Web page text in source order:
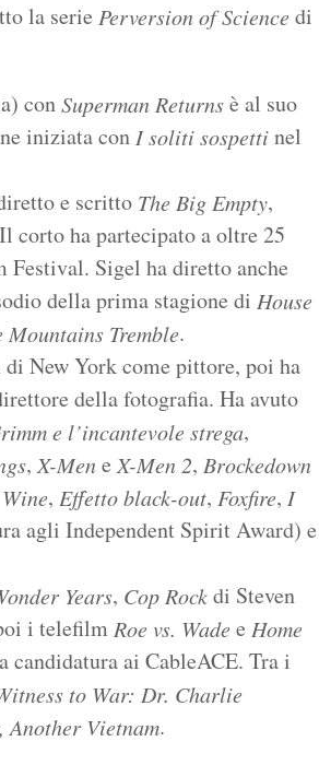
la serie Perversion of Science di
conSuperman Returnsè al suo
iniziata conI soliti sospettinel
e scritto The Big Empty,
corto ha partecipato a oltre 25
Sigel ha diretto anche
della prima stagione di House
Mountains Tremble.
New York come pittore, poi ha
della fotografia. Ha avuto
e l’incantevole strega,
, X-Mene X-Men 2, Brockedown
, Effetto black-out, Foxfire, I
agli Independent Spirit Award) e
Years, Cop Rockdi Steven
i telefilmRoe vs. Wade e Home
candidatura ai CableACE. Tra i
to War: Dr. Charlie
Another Vietnam.